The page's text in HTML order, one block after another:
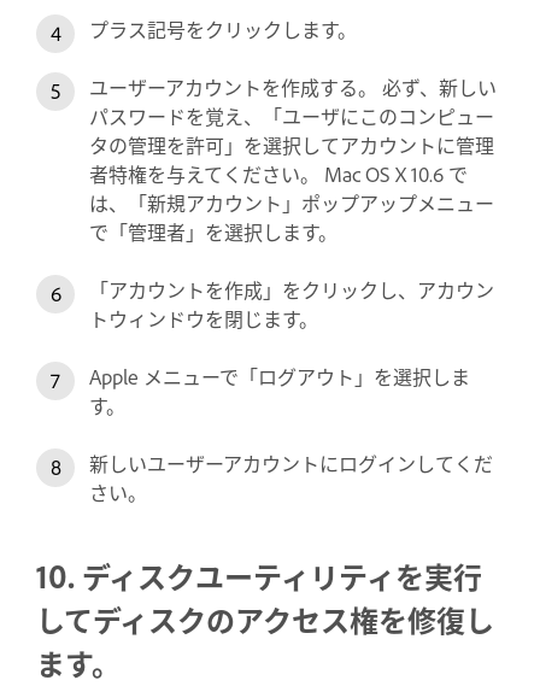
プラス記号をクリックします。
ユーザーアカウントを作成する。 必ず、新しい
パスワードを覚え、「ユーザにこのコンピュー
タの管理を許可」を選択してアカウントに管理
者特権を与えてください。 Mac OS X 10.6 で
は、「新規アカウント」ポップアップメニュー
で「管理者」を選択します。
「アカウントを作成」をクリックし、アカウン
トウィンドウを閉じます。
Apple メニューで「ログアウト」を選択しま
す。
新しいユーザーアカウントにログインしてくだ
さい。
10. ディスクユーティリティを実行
してディスクのアクセス権を修復し
ます。